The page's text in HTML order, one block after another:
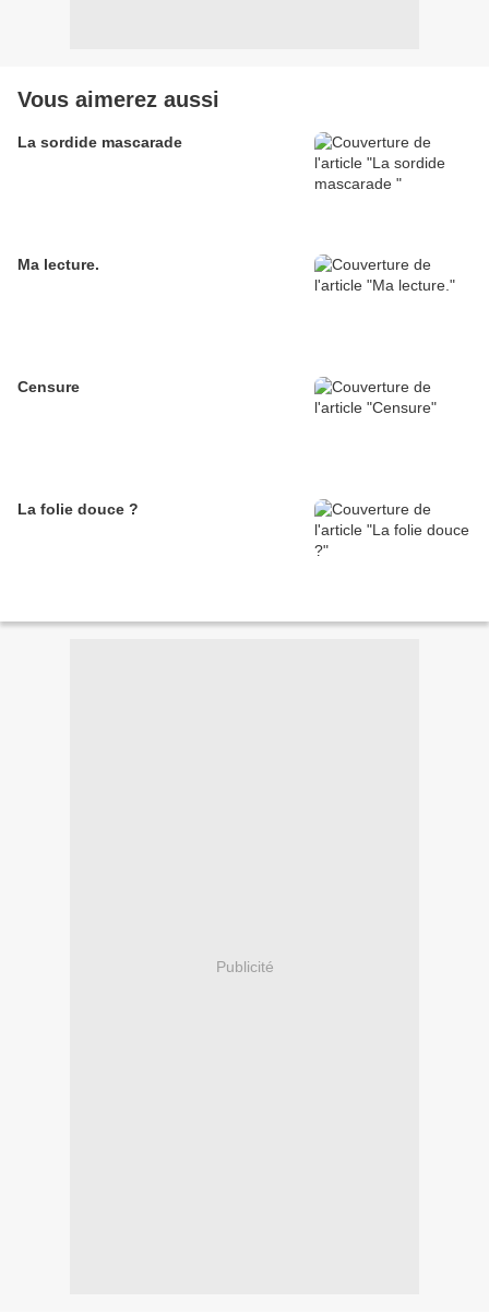
Vous aimerez aussi
La sordide mascarade
Ma lecture.
Censure
La folie douce ?
Publicité